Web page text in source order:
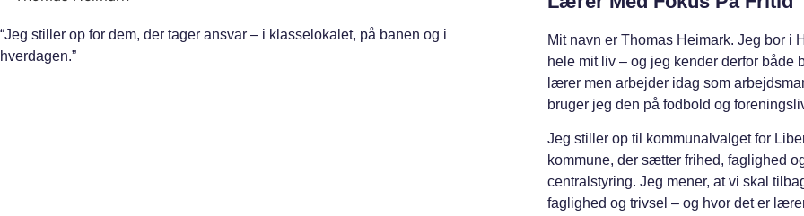
“Jeg stiller op for dem, der tager ansvar – i klasselokalet, på banen og i
hverdagen.”
Mit navn er Thomas Heimark. Jeg bor
hele mit liv – og jeg kender derfor både
lærer men arbejder idag som
bruger jeg den på fodbold og
Jeg stiller op til kommunalvalget for
kommune, der sætter frihed, faglighed
centralstyring. Jeg mener, at vi skal
faglighed og trivsel – og hvor det er